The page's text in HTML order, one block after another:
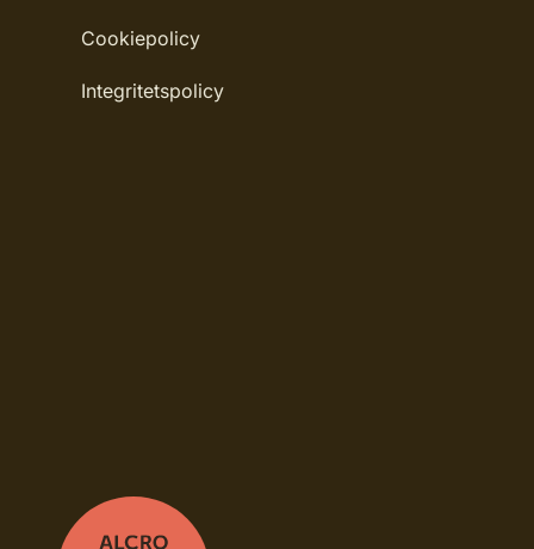
Cookiepolicy
Integritetspolicy